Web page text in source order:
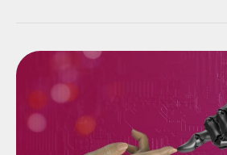
EEN
DOMOTICA
SYSTEEM:
ZO
MAAK
JE
JOUW